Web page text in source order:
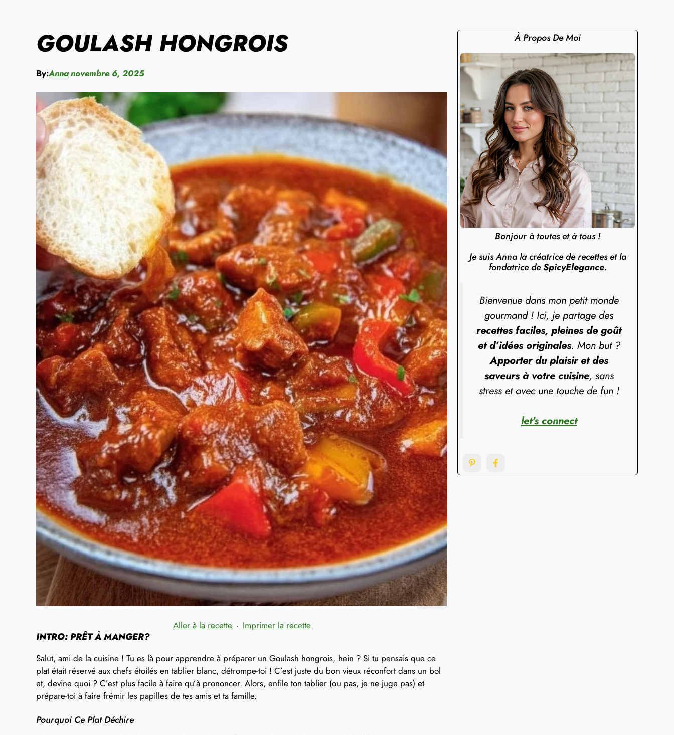
GOULASH HONGROIS
By:Annanovembre 6, 2025
Aller à la recette · Imprimer la recette
INTRO: PRÊT À MANGER?
Salut, ami de la cuisine ! Tu es là pour apprendre à préparer un Goulash hongrois, hein ? Si tu pensais que ce
plat était réservé aux chefs étoilés en tablier blanc, détrompe-toi ! C’est juste du bon vieux réconfort dans un bol
et, devine quoi ? C’est plus facile à faire qu’à prononcer. Alors, enfile ton tablier (ou pas, je ne juge pas) et
prépare-toi à faire frémir les papilles de tes amis et ta famille.
Pourquoi Ce Plat Déchire
À Propos De Moi
Bonjour à toutes et à tous !
Je suis Anna la créatrice de recettes et la
fondatrice deSpicyElegance.
Bienvenue dans mon petit monde
gourmand ! Ici, je partage des
recettes faciles, pleines de goût
et d’idées originales. Mon but ?
Apporter du plaisir et des
saveurs à votre cuisine, sans
stress et avec une touche de fun !
let's connect